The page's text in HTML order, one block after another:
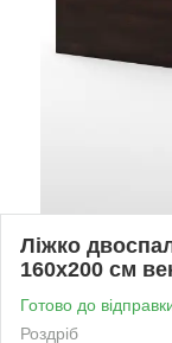
Ліжко
160х200 см
Готово до
Роздріб